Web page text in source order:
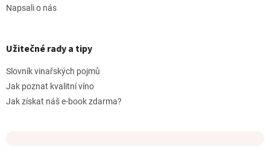
Napsali o nás
Užitečné rady a tipy
Slovník vinařských pojmů
Jak poznat kvalitní víno
Jak získat náš e-book zdarma?